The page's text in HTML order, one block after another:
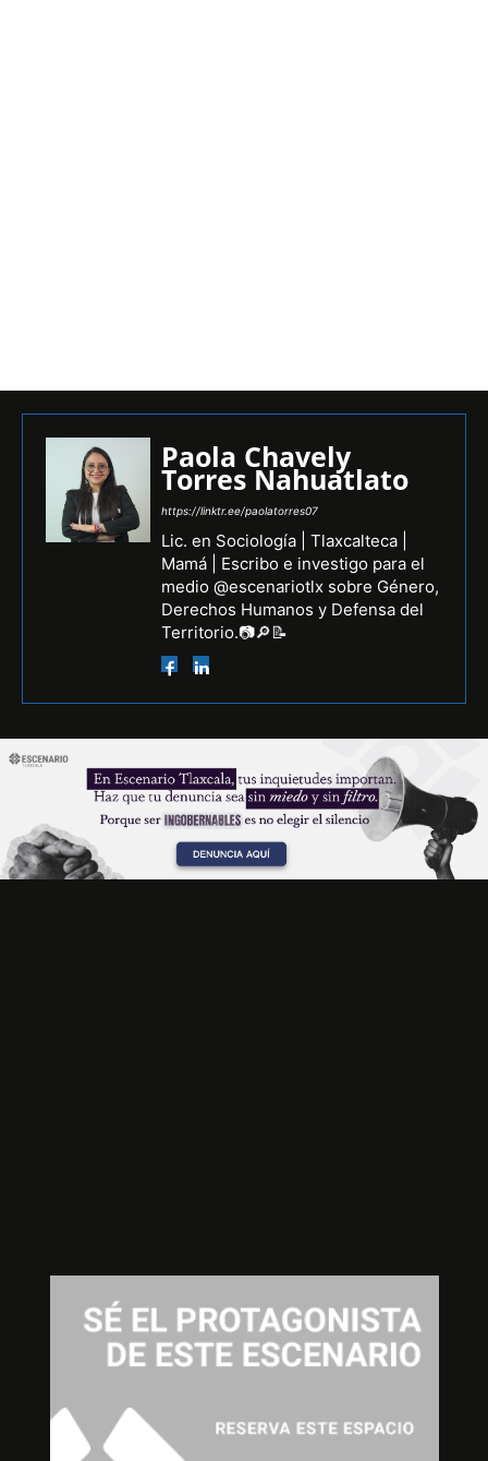
Paola Chavely
Torres Nahuatlato
https://linktr.ee/paolatorres07
Lic. en Sociología | Tlaxcalteca |
Mamá | Escribo e investigo para el
medio @escenariotlx sobre Género,
Derechos Humanos y Defensa del
Territorio.📷🔎📝